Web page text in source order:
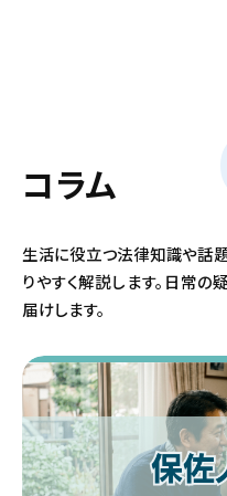
コラム
生活に役立つ法律知識や話
りやすく解説します。日常
届けします。